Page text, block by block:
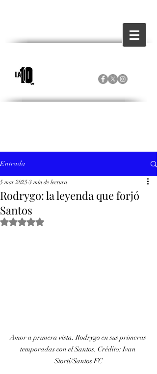
Entrada
Rodrygo: la leyenda que forjó
Santos
5 mar 2025 3 min de lectura
Obtuvo NaN de 5 estrellas.
Amor a primera vista. Rodrygo en sus primeras
temporadas con el Santos. Crédito: Ivan
Storti/Santos FC